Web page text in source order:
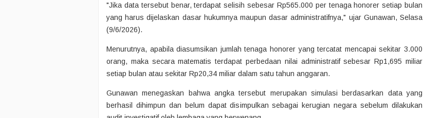
"Jika data tersebut benar, terdapat selisih sebesar Rp565.000 per tenaga honorer setiap bulan
yang harus dijelaskan dasar hukumnya maupun dasar administratifnya," ujar Gunawan, Selasa
(9/6/2026).
Menurutnya, apabila diasumsikan jumlah tenaga honorer yang tercatat mencapai sekitar 3.000
orang, maka secara matematis terdapat perbedaan nilai administratif sebesar Rp1,695 miliar
setiap bulan atau sekitar Rp20,34 miliar dalam satu tahun anggaran.
Gunawan menegaskan bahwa angka tersebut merupakan simulasi berdasarkan data yang
berhasil dihimpun dan belum dapat disimpulkan sebagai kerugian negara sebelum dilakukan